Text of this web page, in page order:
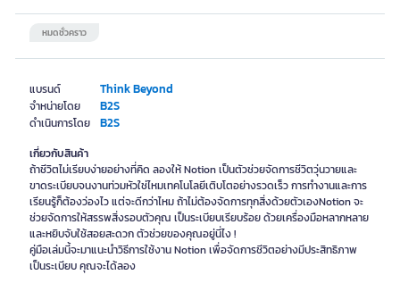
แบรนด์ Think Beyond
จำหน่ายโดย B2S
ดำเนินการโดย B2S
หมดชั่วคราว
เกี่ยวกับสินค้า
ถ้าชีวิตไม่เรียบง่ายอย่างที่คิด ลองให้ Notion เป็นตัวช่วยจัดการชีวิตวุ่นวายและ
ขาดระเบียบจนงานท่วมหัวใช่ไหมเทคโนโลยีเติบโตอย่างรวดเร็ว การทํางานและการ
เรียนรู้ก็ต้องว่องไว แต่จะดีกว่าไหม ถ้าไม่ต้องจัดการทุกสิ่งด้วยตัวเองNotion จะ
ช่วยจัดการให้สรรพสิ่งรอบตัวคุณ เป็นระเบียบเรียบร้อย ด้วยเครื่องมือหลากหลาย
และหยิบจับใช้สอยสะดวก ตัวช่วยของคุณอยู่นี่ไง !
คู่มือเล่มนี้จะมาแนะนำวิธีการใช้งาน Notion เพื่อจัดการชีวิตอย่างมีประสิทธิภาพ
เป็นระเบียบ คุณจะได้ลอง